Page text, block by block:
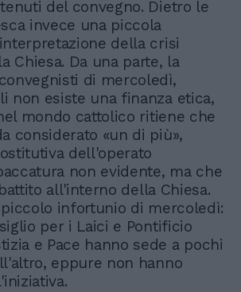
del convegno. Dietro le
invece una piccola
della crisi
Chiesa. Da una parte, la
di mercoledì,
non esiste una finanza etica,
mondo cattolico ritiene che
considerato «un di più»,
dell'operato
non evidente, ma che
all'interno della Chiesa.
infortunio di mercoledì:
per i Laici e Pontificio
e Pace hanno sede a pochi
eppure non hanno